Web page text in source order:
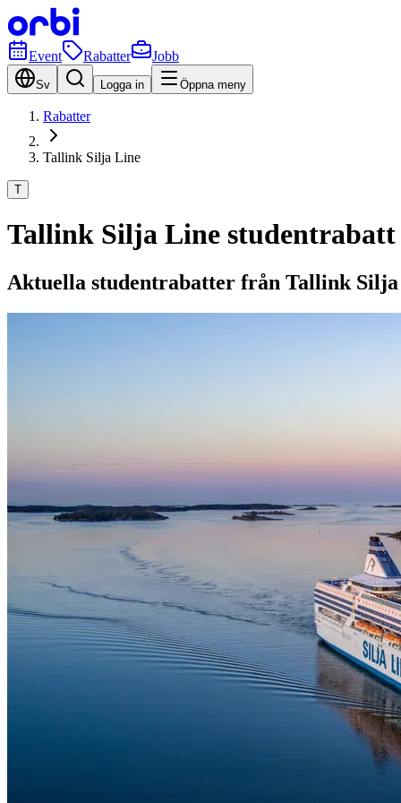
Event Rabatter Jobb
Sv Logga in Öppna meny
Rabatter
Tallink Silja Line
T
Tallink Silja Line studentrabatt
Aktuella studentrabatter från Tallink